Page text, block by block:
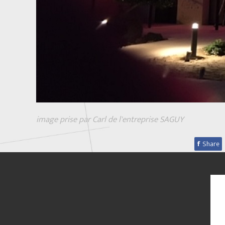
image prise par Carl de l'entreprise SAGUY
f Share